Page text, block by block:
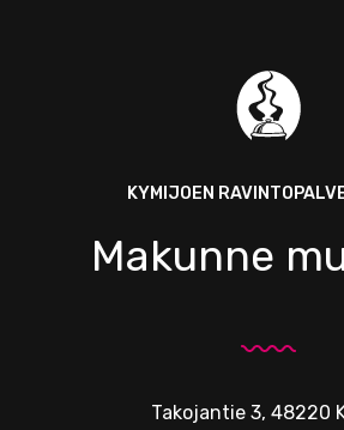
KYMIJOEN
Makunne
Takojantie 3, 48220